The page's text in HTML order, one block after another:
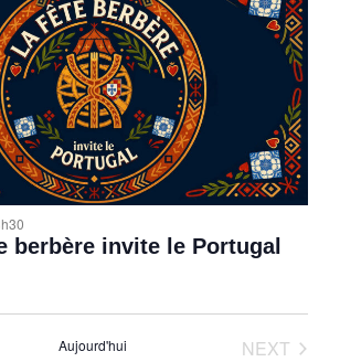
vues
berbère invite le Portugal
Aujourd'hui NEXT